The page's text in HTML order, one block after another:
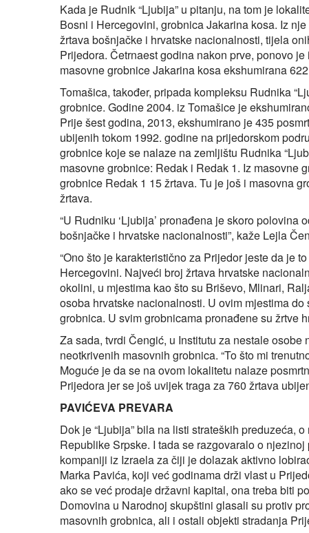
Kada je Rudnik “Ljubija” u pitanju, na tom je
Bosni i Hercegovini, grobnica Jakarina kosa. Iz
žrtava bošnjačke i hrvatske nacionalnosti, tijela
Prijedora. Četrnaest godina nakon prve, ponovo
masovne grobnice Jakarina kosa ekshumirana
Tomašica, također, pripada kompleksu Rudnika
grobnice. Godine 2004. iz Tomašice je
Prije šest godina, 2013, ekshumirano je 435
ubijenih tokom 1992. godine na prijedorskom
grobnice koje se nalaze na zemljištu Rudnika
masovne grobnice: Redak i Redak 1. Iz masovne
grobnice Redak 1 15 žrtava. Tu je još i masovna
žrtava.
“U Rudniku ‘Ljubija’ pronađena je skoro
bošnjačke i hrvatske nacionalnosti”, kaže Lejla
“Ono što je karakteristično za Prijedor jeste da je
Hercegovini. Najveći broj žrtava hrvatske
okolini, u mjestima kao što su Briševo, Mlinari,
osoba hrvatske nacionalnosti. U ovim mjestima
grobnica. U svim grobnicama pronađene su žrtve
Za sada, tvrdi Čengić, u Institutu za nestale
neotkrivenih masovnih grobnica. “To što mi
Moguće je da se na ovom lokalitetu nalaze
Prijedora jer se još uvijek traga za 760 žrtava
PAVIĆEVA PREVARA
Dok je “Ljubija” bila na listi strateških preduzeća,
Republike Srpske. I tada se razgovaralo o
kompaniji iz Izraela za čiji je dolazak aktivno
Marka Pavića, koji već godinama drži vlast u
ako se već prodaje državni kapital, ona treba biti
Domovina u Narodnoj skupštini glasali su protiv
masovnih grobnica, ali i ostali objekti stradanja